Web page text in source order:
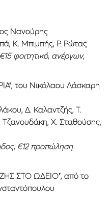
Νανούρης
Κ. Μπιμπής, Ρ. Ρώτας
φοιτητικό, ανέργων,
του Νικόλαου Λάσκαρη
Δ. Καλαντζής, Τ.
Χ. Σταθούσης,
€12 προπώληση
ΣΤΟ ΩΔΕΙΟ”, από το